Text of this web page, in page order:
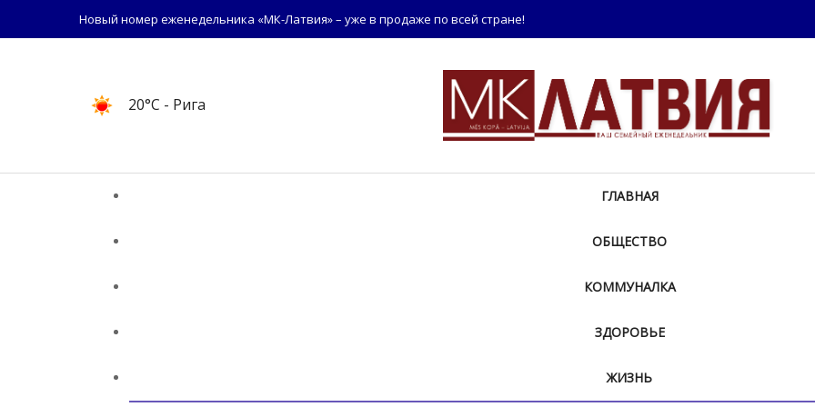
Новый номер еженедельника «МК-Латвия» – уже в продаже по всей стране!
20°C - Рига
ГЛАВНАЯ
ОБЩЕСТВО
КОММУНАЛКА
ЗДОРОВЬЕ
ЖИЗНЬ